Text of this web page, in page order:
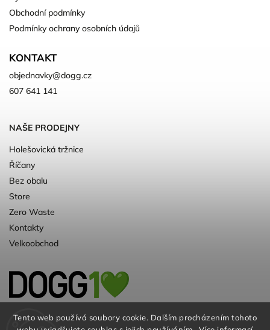
Tento web používá soubory cookie. Dalším procházením tohoto
Obchodní podmínky
Podmínky ochrany osobních údajů
KONTAKT
objednavky@dogg.cz
607 641 141
NAŠE PRODEJNY
Holešovická tržnice
Říčany
Bez obalu
Store
Zero Waste
Kontakty
Velkoobchod
Kvalitní a ♻️eko chovatelské potřeby pro